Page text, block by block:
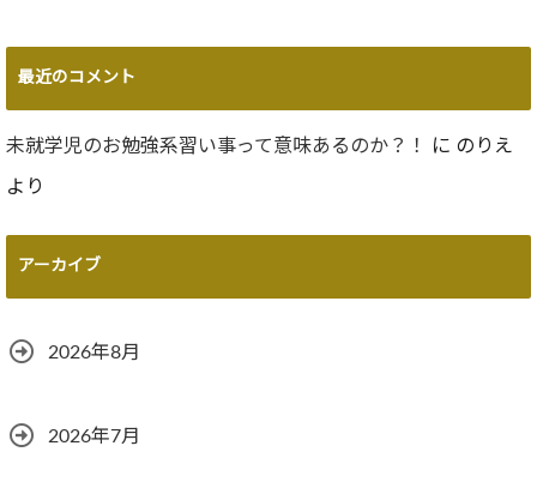
最近のコメント
未就学児のお勉強系習い事って意味あるのか？！ に のりえ
より
アーカイブ
2026年8月
2026年7月